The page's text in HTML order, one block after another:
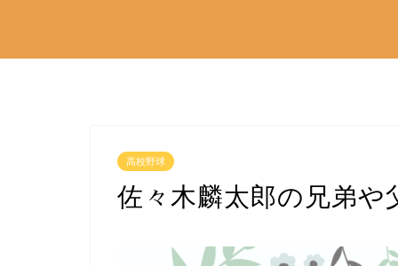
高校野球
佐々木麟太郎の兄弟や